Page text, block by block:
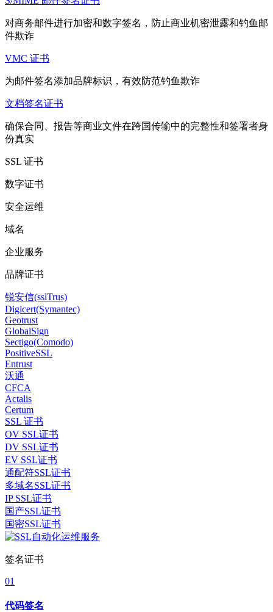
对商务邮件进行加密和数字签名，防止商业机密泄露和钓鱼邮
件欺诈
VMC 证书
为邮件签名添加品牌标识，有效防范钓鱼欺诈
文档签名证书
确保合同、报告等商业文件在跨国传输中的完整性和签署者身
份真实
SSL 证书
数字证书
安全运维
域名
企业服务
品牌证书
锐安信(sslTrus)
Digicert(Symantec)
Geotrust
GlobalSign
Sectigo(Comodo)
PositiveSSL
Entrust
沃通
CFCA
Actalis
Certum
SSL 证书
OV SSL证书
DV SSL证书
EV SSL证书
通配符SSL证书
多域名SSL证书
IP SSL证书
国产SSL证书
国密SSL证书
签名证书
01
代码签名